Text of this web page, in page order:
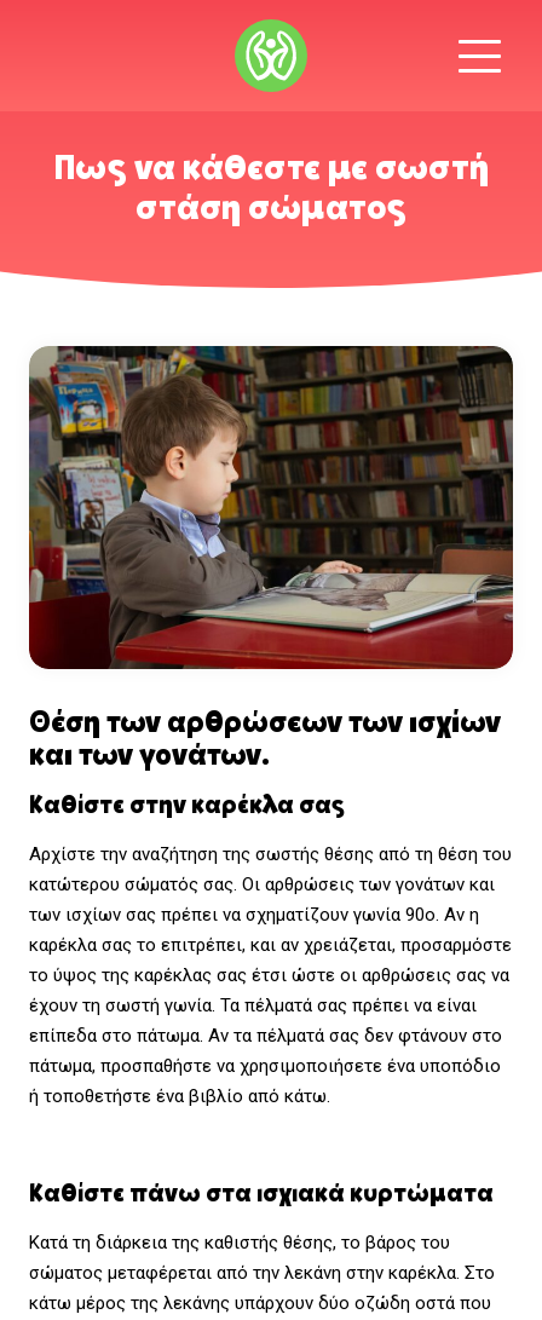
Πως να κάθεστε με σωστή
στάση σώματος
Θέση των αρθρώσεων των ισχίων
και των γονάτων.
Καθίστε στην καρέκλα σας
Αρχίστε την αναζήτηση της σωστής θέσης από τη θέση του
κατώτερου σώματός σας. Οι αρθρώσεις των γονάτων και
των ισχίων σας πρέπει να σχηματίζουν γωνία 90ο. Αν η
καρέκλα σας το επιτρέπει, και αν χρειάζεται, προσαρμόστε
το ύψος της καρέκλας σας έτσι ώστε οι αρθρώσεις σας να
έχουν τη σωστή γωνία. Τα πέλματά σας πρέπει να είναι
επίπεδα στο πάτωμα. Αν τα πέλματά σας δεν φτάνουν στο
πάτωμα, προσπαθήστε να χρησιμοποιήσετε ένα υποπόδιο
ή τοποθετήστε ένα βιβλίο από κάτω.
Καθίστε πάνω στα ισχιακά κυρτώματα
Κατά τη διάρκεια της καθιστής θέσης, το βάρος του
σώματος μεταφέρεται από την λεκάνη στην καρέκλα. Στο
κάτω μέρος της λεκάνης υπάρχουν δύο οζώδη οστά που